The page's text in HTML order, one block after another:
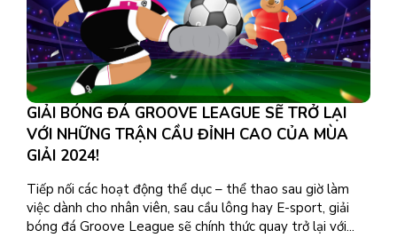
GIẢI BÓNG ĐÁ GROOVE LEAGUE SẼ TRỞ LẠI
VỚI NHỮNG TRẬN CẦU ĐỈNH CAO CỦA MÙA
GIẢI 2024!
Tiếp nối các hoạt động thể dục – thể thao sau giờ làm
việc dành cho nhân viên, sau cầu lông hay E-sport, giải
bóng đá Groove League sẽ chính thức quay trở lại với...